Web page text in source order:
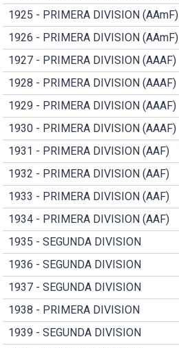
1925 - PRIMERA DIVISION (AAmF)
1926 - PRIMERA DIVISION (AAmF)
1927 - PRIMERA DIVISION (AAAF)
1928 - PRIMERA DIVISION (AAAF)
1929 - PRIMERA DIVISION (AAAF)
1930 - PRIMERA DIVISION (AAAF)
1931 - PRIMERA DIVISION (AAF)
1932 - PRIMERA DIVISION (AAF)
1933 - PRIMERA DIVISION (AAF)
1934 - PRIMERA DIVISION (AAF)
1935 - SEGUNDA DIVISION
1936 - SEGUNDA DIVISION
1937 - SEGUNDA DIVISION
1938 - PRIMERA DIVISION
1939 - SEGUNDA DIVISION